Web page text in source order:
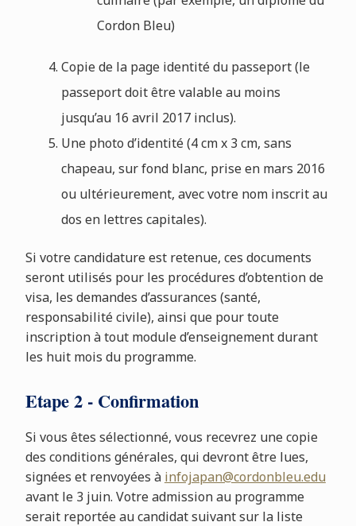
Cordon Bleu)
Copie de la page identité du passeport (le
passeport doit être valable au moins
jusqu’au 16 avril 2017 inclus).
Une photo d’identité (4 cm x 3 cm, sans
chapeau, sur fond blanc, prise en mars 2016
ou ultérieurement, avec votre nom inscrit au
dos en lettres capitales).
Si votre candidature est retenue, ces documents
seront utilisés pour les procédures d’obtention de
visa, les demandes d’assurances (santé,
responsabilité civile), ainsi que pour toute
inscription à tout module d’enseignement durant
les huit mois du programme.
Etape 2 - Confirmation
Si vous êtes sélectionné, vous recevrez une copie
des conditions générales, qui devront être lues,
signées et renvoyées à infojapan@cordonbleu.edu
avant le 3 juin. Votre admission au programme
serait reportée au candidat suivant sur la liste